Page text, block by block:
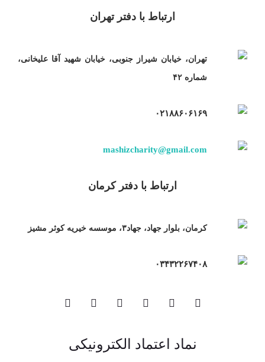
ارتباط با دفتر تهران
تهران، خیابان شیراز جنوبی، خیابان شهید آقا علیخانی،
شماره ۴۲
۰۲۱۸۸۶۰۶۱۶۹
mashizcharity@gmail.com
ارتباط با دفتر کرمان
کرمان، بلوار جهاد، جهاد۳، موسسه خیریه کوثر مشیز
۰۳۴۳۲۲۶۷۴۰۸
نماد اعتماد الکترونیکی